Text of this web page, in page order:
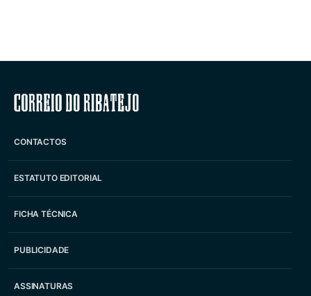
Correio do Ribatejo
CONTACTOS
ESTATUTO EDITORIAL
FICHA TÉCNICA
PUBLICIDADE
ASSINATURAS